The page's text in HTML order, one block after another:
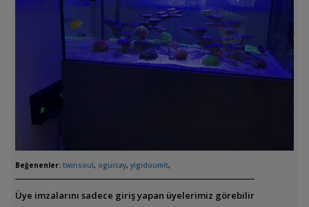
Beğenenler: twinsoul, ogurcay, yigidoumit,
Üye imzalarını sadece giriş yapan üyelerimiz görebilir